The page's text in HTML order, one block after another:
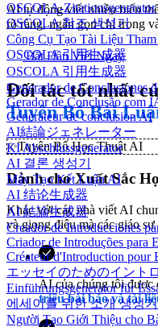
OSCOLA-Zitationsgenerator
OSCOLA 참조 생성기
Công Cụ Tạo Tài Liệu
OSCOLA 引用生成器
OSCOLA 引用生成器
Generador de Conclusiones
Gerador de Conclusão com
Générateur de conclusion AI
AI結論ジェネレーター
KI Abschlussgenerator
AI 결론 생성기
Máy Tạo Kết Luận AI
AI 结论生成器
AI 結論生成器
Creador de Introducciones
Criador de Introduções para
Créateur d'Introduction pour
エッセイのためのイント
Einführungsgenerator für
에세이를 위한 소개 생성기
Người Tạo Giới Thiệu cho
AI tự động viết nhiều biến
rõ ràng, ngắn gọn chỉ trong
Bắt Đầu Viết Ngay
Đối tác tốt nhất
Tuyên Bố Bài
✨Tuyên Bố Học Thuật AI
Dành cho Xuất Sắc
Khác với các nhà viết AI
và giọng điệu mà các giáo
AI của chúng tôi được
triệu bài báo và tài